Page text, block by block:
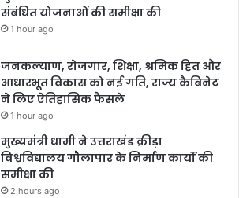
संबंधित योजनाओं की समीक्षा की
1 hour ago
जनकल्याण, रोजगार, शिक्षा, श्रमिक हित और
आधारभूत विकास को नई गति, राज्य कैबिनेट
ने लिए ऐतिहासिक फैसले
1 hour ago
मुख्यमंत्री धामी ने उत्तराखंड क्रीड़ा
विश्वविद्यालय गौलापार के निर्माण कार्यों की
समीक्षा की
2 hours ago